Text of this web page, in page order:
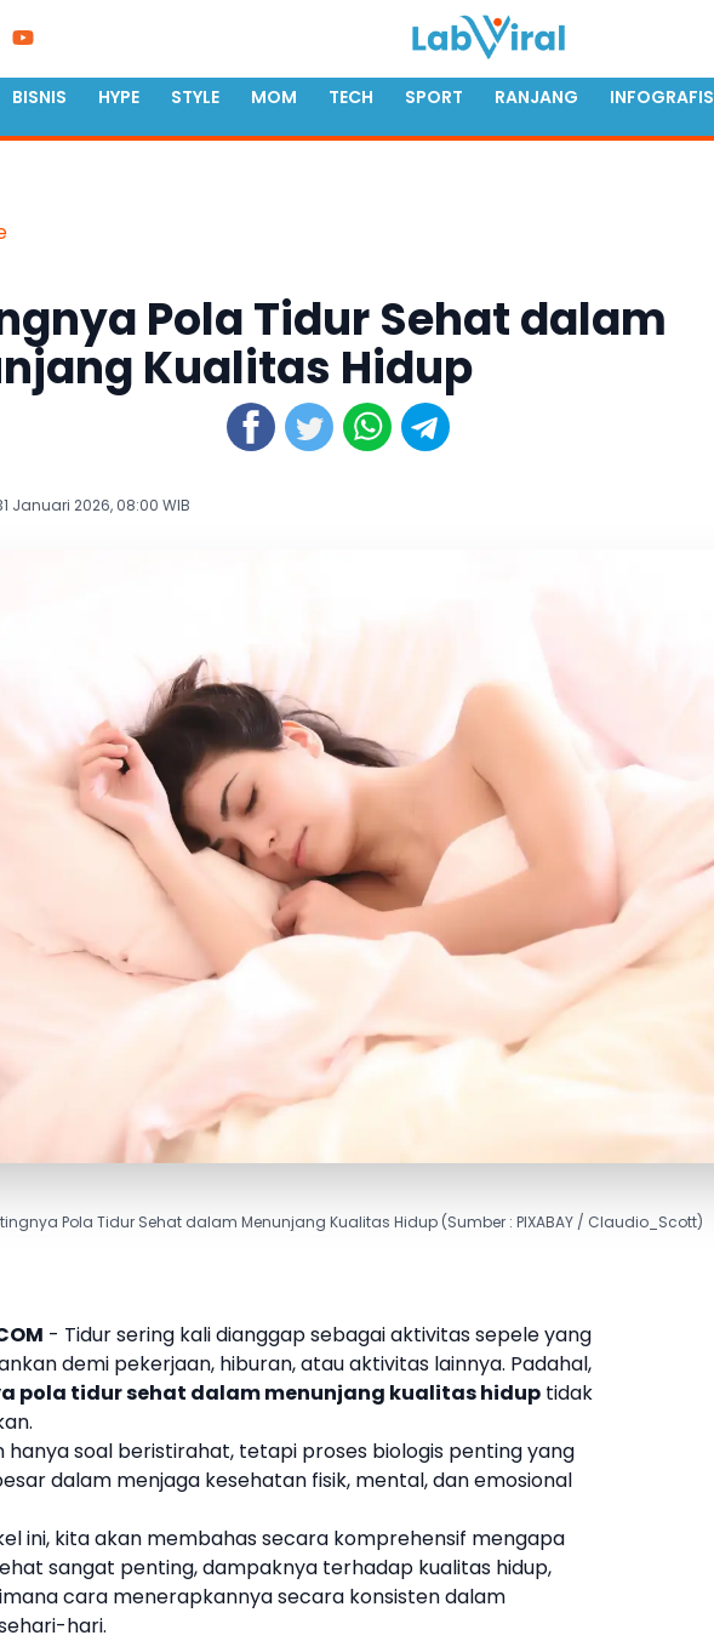
BISNIS HYPE STYLE MOM TECH SPORT RANJANG INFOGRAFIS
Pola Tidur Sehat dalam
Kualitas Hidup
Januari 2026, 08:00 WIB
Pola Tidur Sehat dalam Menunjang Kualitas Hidup (Sumber : PIXABAY / Claudio_Scott)
- Tidur sering kali dianggap sebagai aktivitas sepele yang
demi pekerjaan, hiburan, atau aktivitas lainnya. Padahal,
pola tidur sehat dalam menunjang kualitas hidup tidak
hanya soal beristirahat, tetapi proses biologis penting yang
dalam menjaga kesehatan fisik, mental, dan emosional
ini, kita akan membahas secara komprehensif mengapa
sangat penting, dampaknya terhadap kualitas hidup,
cara menerapkannya secara konsisten dalam
hari.